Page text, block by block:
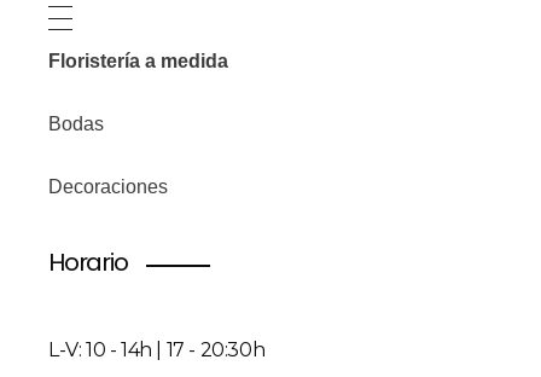
Floristería a medida
Bodas
Decoraciones
Horario
L-V: 10 - 14h | 17 - 20:30h